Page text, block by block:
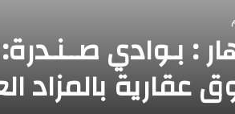
: بـوادي
عقارية بالمزاد